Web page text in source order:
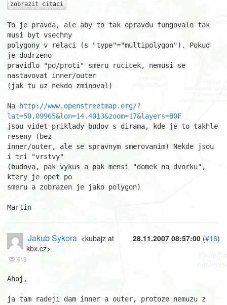
zobrazit citaci
To je pravda, ale aby to tak opravdu fungovalo tak
musi byt vsechny
polygony v relaci (s "type"="multipolygon"). Pokud
je dodrzeno
pravidlo "po/proti" smeru rucicek, nemusi se
nastavovat inner/outer
(jak tu uz nekdo zminoval)
Na
http://www.openstreetmap.org/?
lat=50.09965&lon=14.4013&zoom=17&layers=B0F
jsou videt priklady budov s dirama, kde je to takhle
reseny (bez
inner/outer, ale se spravnym smerovanim) Nekde jsou
i tri "vrstvy"
(budova, pak vykus a pak mensi "domek na dvorku",
ktery je opet po
smeru a zobrazen je jako polygon)
Martin
28.11.2007 08:57:00 (#16)
Jakub Sykora <kubajz at
kbx.cz>
618
Ahoj,
ja tam radeji dam inner a outer, protoze nemuzu z